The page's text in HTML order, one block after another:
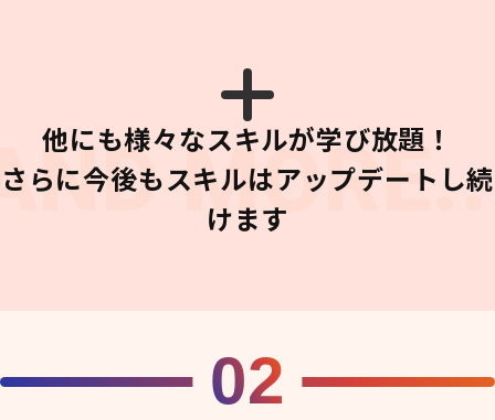
他にも様々なスキルが学び放題！
さらに今後もスキルはアップデートし続
けます
02